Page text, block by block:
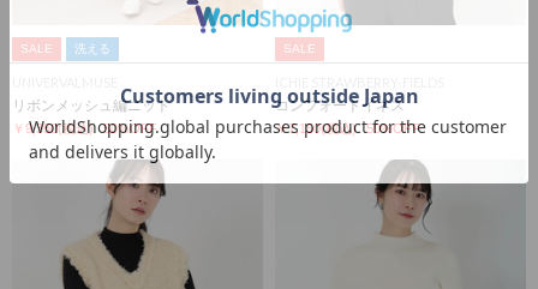
SALE 洗える
リボンメッシュ編ニット
￥9,350(税込) 50%OFF
SALE
コンフォートイネス
￥7,150(税込) 50%OFF